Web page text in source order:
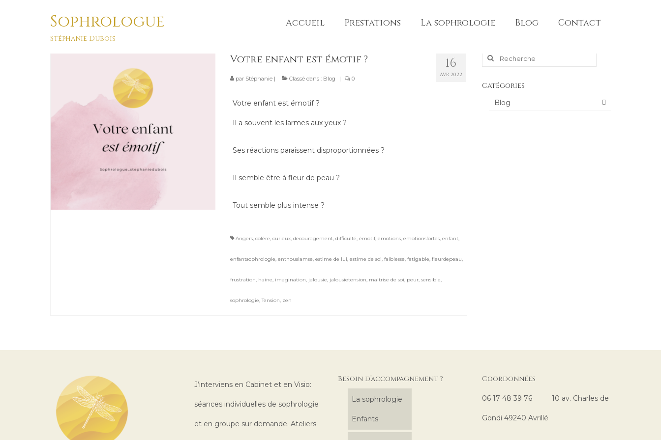
Sophrologue
Stéphanie Dubois
Accueil Prestations La sophrologie Blog Contact
curieux
16
AVR 2022
Votre enfant est émotif ?
par Stéphanie| Classé dans : Blog | 0
Votre enfant est émotif ?
Il a souvent les larmes aux yeux ?
Ses réactions paraissent disproportionnées ?
Il semble être à fleur de peau ?
Tout semble plus intense ?
Angers, colère, curieux, decouragement, difficulté, émotif, emotions, emotionsfortes, enfant,
enfantsophrologie, enthousiamse, estime de lui, estime de soi, faiblesse, fatigable, fleurdepeau,
frustration, haine, imagination, jalousie, jalousietension, maitrise de soi, peur, sensible,
sophrologie,Tension, zen
Rechercher
Catégories
Blog
J’interviens en Cabinet et en Visio:
séances individuelles de sophrologie
et en groupe sur demande. Ateliers
Besoin d’accompagnement ?
La sophrologie
Enfants
Coordonnées
06 17 48 39 76 10 av. Charles de
Gondi 49240 Avrillé